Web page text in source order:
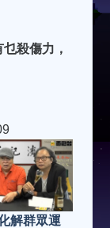
殺傷力，
解群眾運